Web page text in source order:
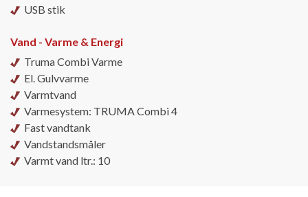
USB stik
Vand - Varme & Energi
Truma Combi Varme
El. Gulvvarme
Varmtvand
Varmesystem: TRUMA Combi 4
Fast vandtank
Vandstandsmåler
Varmt vand ltr.: 10